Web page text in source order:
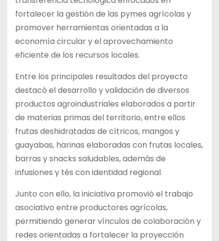
fortalecer la gestión de las pymes agrícolas y
promover herramientas orientadas a la
economía circular y el aprovechamiento
eficiente de los recursos locales.
Entre los principales resultados del proyecto
destacó el desarrollo y validación de diversos
productos agroindustriales elaborados a partir
de materias primas del territorio, entre ellos
frutas deshidratadas de cítricos, mangos y
guayabas, harinas elaboradas con frutas locales,
barras y snacks saludables, además de
infusiones y tés con identidad regional.
Junto con ello, la iniciativa promovió el trabajo
asociativo entre productores agrícolas,
permitiendo generar vínculos de colaboración y
redes orientadas a fortalecer la proyección